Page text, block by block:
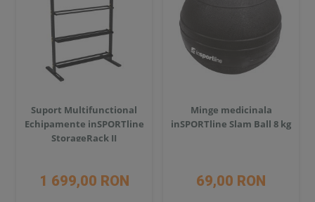
Suport Multifunctional
Echipamente inSPORTline
StorageRack II
1 699,00 RON
Minge medicinala
inSPORTline Slam Ball 8 kg
69,00 RON